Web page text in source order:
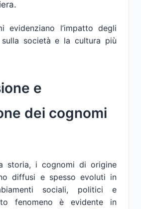
evidenziano l’impatto degli
società e la cultura più
e
dei cognomi
storia, i cognomi di origine
diffusi e spesso evoluti in
sociali, politici e
fenomeno è evidente in